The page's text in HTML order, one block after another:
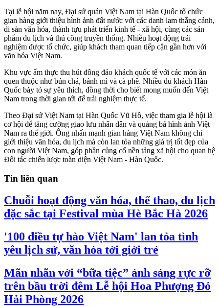
Tại lễ hội năm nay, Đại sứ quán Việt Nam tại Hàn Quốc tổ chức
gian hàng giới thiệu hình ảnh đất nước với các danh lam thắng cảnh,
di sản văn hóa, thành tựu phát triển kinh tế - xã hội, cùng các sản
phẩm du lịch và thủ công truyền thống. Nhiều hoạt động trải
nghiệm được tổ chức, giúp khách tham quan tiếp cận gần hơn với
văn hóa Việt Nam.
Khu vực ẩm thực thu hút đông đảo khách quốc tế với các món ăn
quen thuộc như bún chả, bánh mì và cà phê. Nhiều du khách Hàn
Quốc bày tỏ sự yêu thích, đồng thời cho biết mong muốn đến Việt
Nam trong thời gian tới để trải nghiệm thực tế.
Theo Đại sứ Việt Nam tại Hàn Quốc Vũ Hồ, việc tham gia lễ hội là
cơ hội để tăng cường giao lưu nhân dân và quảng bá hình ảnh Việt
Nam ra thế giới. Ông nhấn mạnh gian hàng Việt Nam không chỉ
giới thiệu văn hóa, du lịch mà còn lan tỏa những giá trị tốt đẹp của
con người Việt Nam, góp phần củng cố nền tảng xã hội cho quan hệ
Đối tác chiến lược toàn diện Việt Nam - Hàn Quốc.
Tin liên quan
Chuỗi hoạt động văn hóa, thể thao, du lịch
đặc sắc tại Festival mùa Hè Bắc Hà 2026
'100 điều tự hào Việt Nam' lan tỏa tình
yêu lịch sử, văn hóa tới giới trẻ
Mãn nhãn với “bữa tiệc” ánh sáng rực rỡ
trên bầu trời đêm Lễ hội Hoa Phượng Đỏ
Hải Phòng 2026